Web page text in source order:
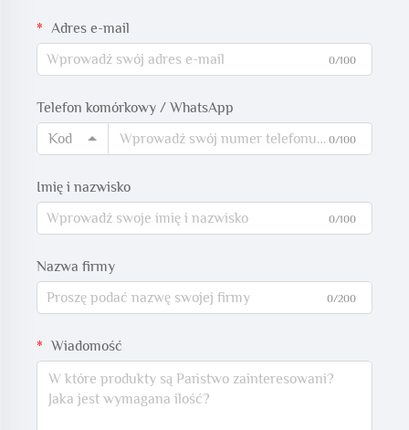
Adres e-mail
0/100
Telefon komórkowy / WhatsApp
Kod
0/100
Imię i nazwisko
0/100
Nazwa firmy
0/200
Wiadomość